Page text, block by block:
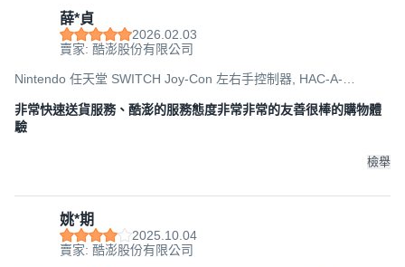
薛*貞
2026.02.03
賣家: 酷澎股份有限公司
Nintendo 任天堂 SWITCH Joy-Con 左右手控制器, HAC-A-
非常快速送貨服務、酷澎的服務態度非常非常的友善很棒的購物體
驗
檢舉
姚*期
2025.10.04
賣家: 酷澎股份有限公司